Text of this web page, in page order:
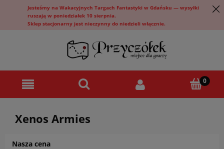
Jesteśmy na Wakacyjnych Targach Fantastyki w Gdańsku — wysyłki
ruszają w poniedziałek 10 sierpnia.
Sklep stacjonarny jest nieczynny do niedzieli włącznie.
Xenos Armies
Nasza cena